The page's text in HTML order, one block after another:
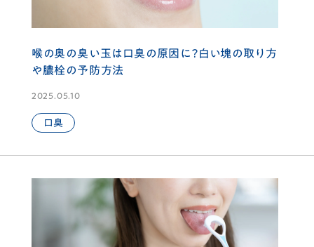
喉の奥の臭い玉は口臭の原因に？白い塊の取り方
や膿栓の予防方法
2025.05.10
口臭